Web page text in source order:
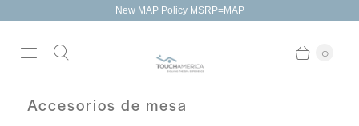
New MAP Policy MSRP=MAP
0
Accesorios de mesa